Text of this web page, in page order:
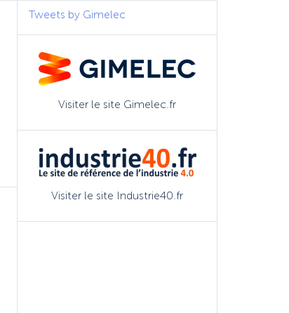
Tweets by Gimelec
Visiter le site Gimelec.fr
Visiter le site Industrie40.fr